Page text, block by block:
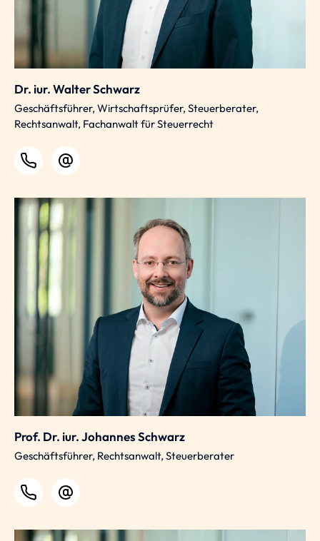
Dr. iur. Walter Schwarz
Geschäftsführer, Wirtschaftsprüfer, Steuerberater,
Rechtsanwalt, Fachanwalt für Steuerrecht
Prof. Dr. iur. Johannes Schwarz
Geschäftsführer, Rechtsanwalt, Steuerberater